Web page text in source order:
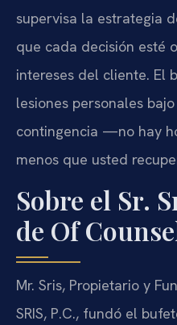
supervisa la estrategia
que cada decisión esté
intereses del cliente. El
lesiones personales
contingencia —no hay
menos que usted
Sobre el Sr.
de Of
Mr. Sris, Propietario y
SRIS, P.C., fundó el